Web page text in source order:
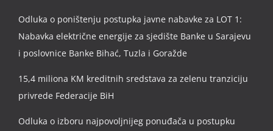
Odluka o poništenju postupka javne nabavke za LOT 1:
Nabavka električne energije za sjedište Banke u Sarajevu
i poslovnice Banke Bihać, Tuzla i Goražde
15,4 miliona KM kreditnih sredstava za zelenu tranziciju
privrede Federacije BiH
Odluka o izboru najpovoljnijeg ponuđača u postupku